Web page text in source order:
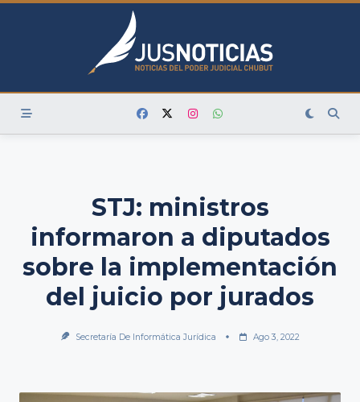
Skip
STJ: ministros
informaron a diputados
sobre la implementación
del juicio por jurados
Secretaría De Informática Jurídica Ago 3, 2022